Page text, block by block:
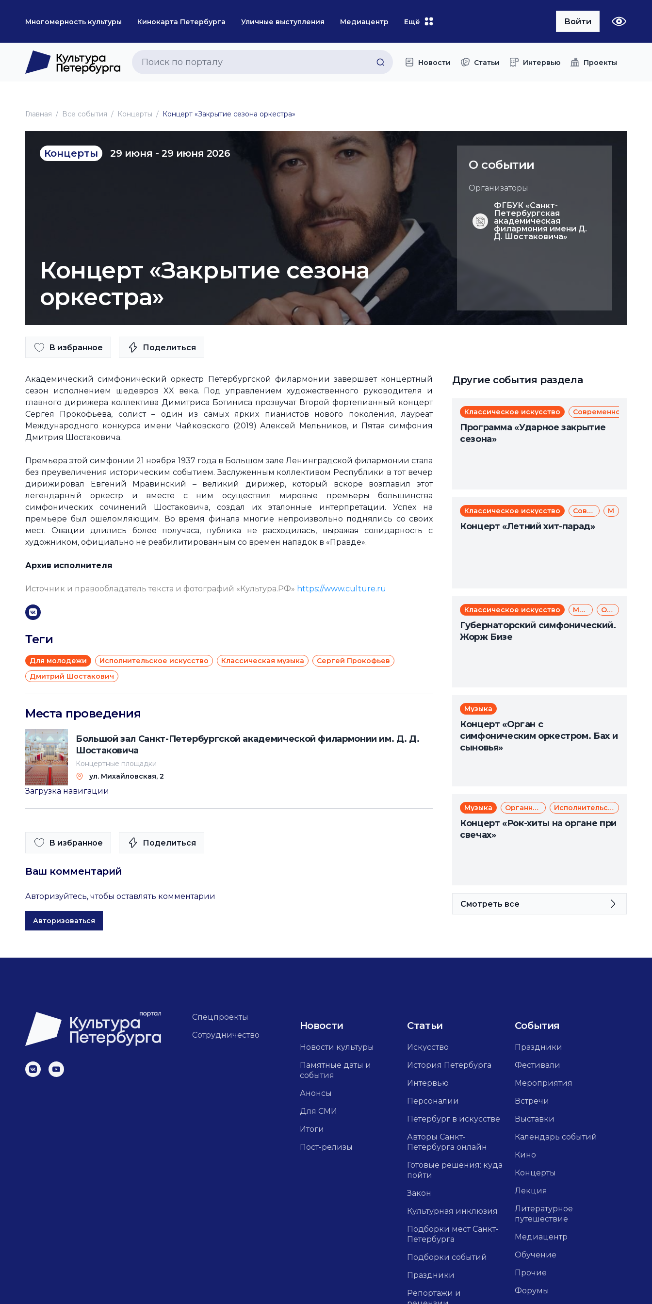
Многомерность культуры Кинокарта Петербурга Уличные выступления Медиацентр Ещё Войти
Новости Статьи Интервью Проекты
Главная Все события Концерты Концерт «Закрытие сезона оркестра»
Концерты 29 июня - 29 июня 2026
Концерт «Закрытие сезона
оркестра»
О событии
Организаторы
ФГБУК «Санкт-
Петербургская
академическая
филармония имени Д.
Д. Шостаковича»
В избранное Поделиться
Академический симфонический оркестр Петербургской филармонии завершает концертный
сезон исполнением шедевров XX века. Под управлением художественного руководителя и
главного дирижера коллектива Димитриса Ботиниса прозвучат Второй фортепианный концерт
Сергея Прокофьева, солист – один из самых ярких пианистов нового поколения, лауреат
Международного конкурса имени Чайковского (2019) Алексей Мельников, и Пятая симфония
Дмитрия Шостаковича.
Премьера этой симфонии 21 ноября 1937 года в Большом зале Ленинградской филармонии стала
без преувеличения историческим событием. Заслуженным коллективом Республики в тот вечер
дирижировал Евгений Мравинский – великий дирижер, который вскоре возглавил этот
легендарный оркестр и вместе с ним осуществил мировые премьеры большинства
симфонических сочинений Шостаковича, создал их эталонные интерпретации. Успех на
премьере был ошеломляющим. Во время финала многие непроизвольно поднялись со своих
мест. Овации длились более получаса, публика не расходилась, выражая солидарность с
художником, официально не реабилитированным со времен нападок в «Правде».
Архив исполнителя
Источник и правообладатель текста и фотографий «Культура.РФ» https://www.culture.ru
Теги
Для молодежи Исполнительское искусство Классическая музыка
Сергей Прокофьев
Дмитрий Шостакович
Места проведения
Большой зал Санкт-Петербургской академической филармонии им. Д. Д.
Шостаковича
Концертные площадки
ул. Михайловская, 2
Загрузка навигации
В избранное Поделиться
Ваш комментарий
Авторизуйтесь, чтобы оставлять комментарии
Авторизоваться
Другие события раздела
Классическое искусство Современное
Программа «Ударное закрытие
сезона»
Классическое искусство Современное искусство Музыка
Концерт «Летний хит-парад»
Классическое искусство Музыка Опера
Губернаторский симфонический.
Жорж Бизе
Музыка
Концерт «Орган с
симфоническим оркестром. Бах и
сыновья»
Музыка Органная музыка Исполнительское искусство
Концерт «Рок-хиты на органе при
свечах»
Смотреть все
Спецпроекты
Сотрудничество
Новости
Новости культуры
Памятные даты и
события
Анонсы
Для СМИ
Итоги
Пост-релизы
Статьи
Искусство
История Петербурга
Интервью
Персоналии
Петербург в искусстве
Авторы Санкт-
Петербурга онлайн
Готовые решения: куда
пойти
Закон
Культурная инклюзия
Подборки мест Санкт-
Петербурга
Подборки событий
Праздники
Репортажи и
События
Праздники
Фестивали
Мероприятия
Встречи
Выставки
Календарь событий
Кино
Концерты
Лекция
Литературное
путешествие
Медиацентр
Обучение
Прочие
Форумы